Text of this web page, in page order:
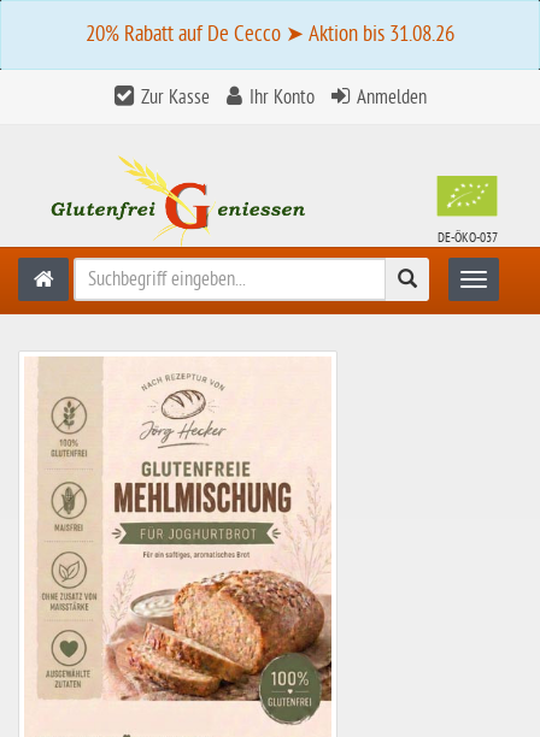
20% Rabatt auf De Cecco ➤ Aktion bis 31.08.26
Zur Kasse Ihr Konto Anmelden
DE-ÖKO-037
Suchen Toggle